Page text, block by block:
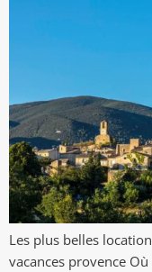
Les plus belles
vacances provence